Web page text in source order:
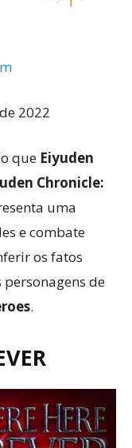
2022
que Eiyuden
Chronicle:
uma
e combate
os fatos
de
.